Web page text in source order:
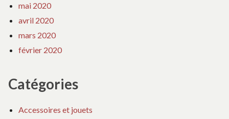
mai 2020
avril 2020
mars 2020
février 2020
Catégories
Accessoires et jouets